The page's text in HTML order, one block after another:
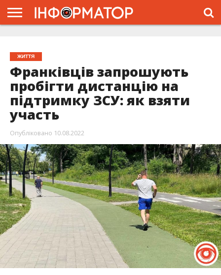
ЖИТТЯ
Франківців запрошують
пробігти дистанцію на
підтримку ЗСУ: як взяти
участь
Опубліковано 10.08.2022